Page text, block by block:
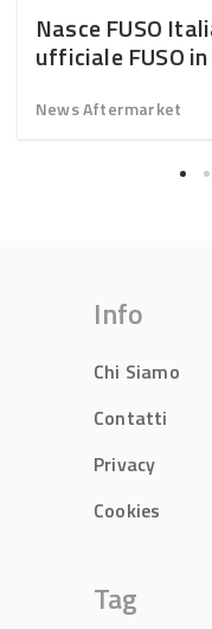
Nasce FUSO
ufficiale FUSO
News Aftermarket
Info
Chi Siamo
Contatti
Privacy
Cookies
Tag